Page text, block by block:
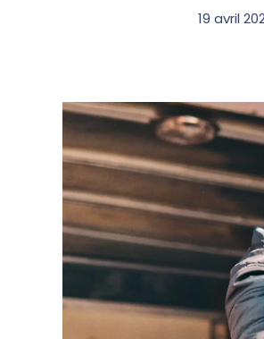
19 avril